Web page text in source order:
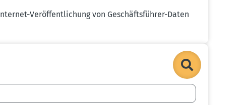
Veröf­fent­li­chung von Geschäfts­führer-Daten